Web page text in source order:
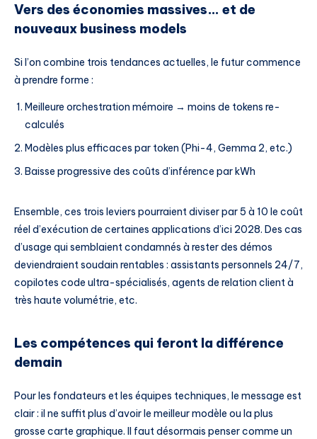
Vers des économies massives… et de
nouveaux business models
Si l’on combine trois tendances actuelles, le futur commence
à prendre forme :
Meilleure orchestration mémoire → moins de tokens re-
calculés
Modèles plus efficaces par token (Phi-4, Gemma 2, etc.)
Baisse progressive des coûts d’inférence par kWh
Ensemble, ces trois leviers pourraient diviser par 5 à 10 le coût
réel d’exécution de certaines applications d’ici 2028. Des cas
d’usage qui semblaient condamnés à rester des démos
deviendraient soudain rentables : assistants personnels 24/7,
copilotes code ultra-spécialisés, agents de relation client à
très haute volumétrie, etc.
Les compétences qui feront la différence
demain
Pour les fondateurs et les équipes techniques, le message est
clair : il ne suffit plus d’avoir le meilleur modèle ou la plus
grosse carte graphique. Il faut désormais penser comme un